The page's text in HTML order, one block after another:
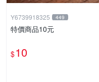
Y6739918325 449
特價商品10元
$10